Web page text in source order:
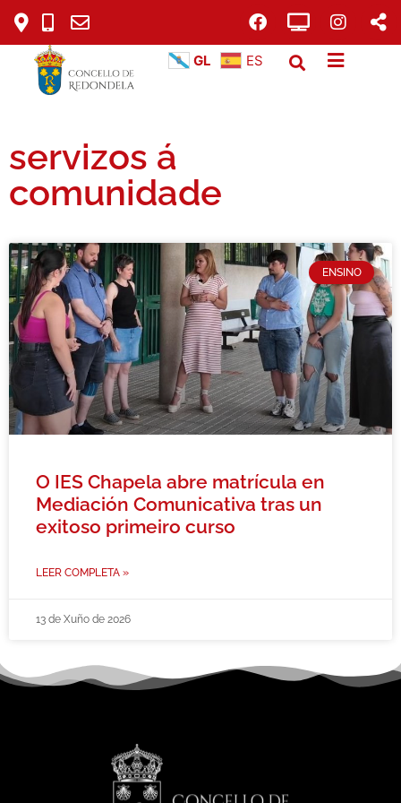
GL ES
servizos á
comunidade
ENSINO
O IES Chapela abre matrícula en
Mediación Comunicativa tras un
exitoso primeiro curso
LEER COMPLETA »
13 de Xuño de 2026